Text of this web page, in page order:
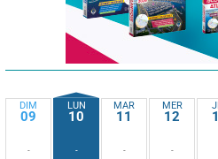
DIM
09
-
LUN
10
-
MAR
11
-
MER
12
-